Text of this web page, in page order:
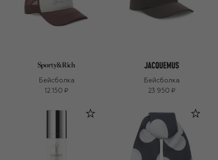
Бейсболка
12 150 ₽
Бейсболка
23 950 ₽